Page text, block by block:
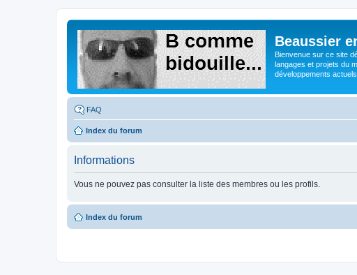
Beaussier
Bienvenue sur ce site
langages et projets du
développements
FAQ
Index du forum
Informations
Vous ne pouvez pas consulter la liste des membres ou les profils.
Index du forum